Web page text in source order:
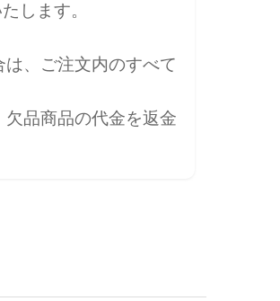
します。
は、ご注文内のすべて
品商品の代金を返金